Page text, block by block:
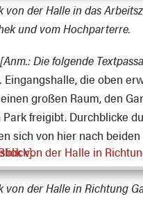
von der Halle in das
und vom Hochparterre.
[Anm.: Die folgende
Eingangshalle, die oben
großen Raum, den
Park freigibt. Durchblicke
sich von hier nach beiden
von der Halle in Richtung